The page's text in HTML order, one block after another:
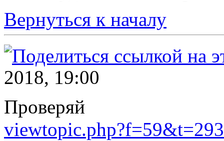
Вернуться к началу
2018, 19:00
Проверяй
viewtopic.php?f=59&t=293